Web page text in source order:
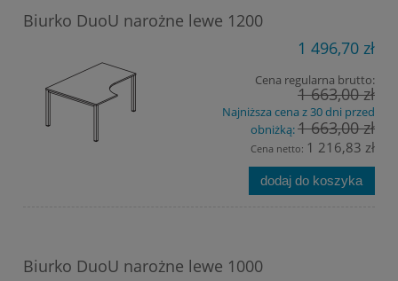
Biurko DuoU narożne lewe 1200
1 496,70 zł
Cena regularna brutto:
1 663,00 zł
Najniższa cena z 30 dni przed
obniżką:1 663,00 zł
Cena netto: 1 216,83 zł
dodaj do koszyka
Biurko DuoU narożne lewe 1000